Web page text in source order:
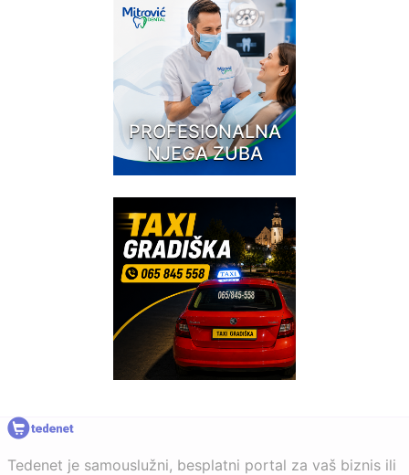
PROFESIONALNA
NJEGA ZUBA
Tedenet je samouslužni, besplatni portal za vaš biznis ili